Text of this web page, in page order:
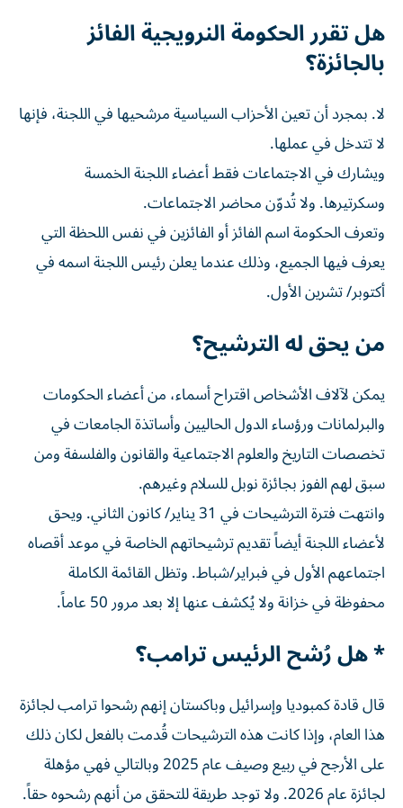
هل تقرر الحكومة النرويجية الفائز
بالجائزة؟
لا. بمجرد أن تعين ​الأحزاب السياسية مرشحيها في اللجنة، فإنها
لا تتدخل في عملها.
ويشارك في الاجتماعات فقط أعضاء اللجنة الخمسة
وسكرتيرها. ولا تُدوّن ‌محاضر الاجتماعات.
وتعرف الحكومة اسم الفائز أو الفائزين في نفس اللحظة التي
يعرف فيها الجميع، وذلك عندما يعلن رئيس اللجنة اسمه في
أكتوبر/ تشرين الأول.
من يحق له الترشيح؟
يمكن لآلاف الأشخاص اقتراح أسماء، من أعضاء الحكومات
والبرلمانات ورؤساء الدول الحاليين وأساتذة الجامعات ⁠في
تخصصات التاريخ والعلوم الاجتماعية والقانون والفلسفة ومن
سبق لهم الفوز بجائزة نوبل للسلام وغيرهم.
وانتهت فترة الترشيحات في 31 يناير/ كانون الثاني. ويحق
لأعضاء اللجنة أيضاً تقديم ترشيحاتهم الخاصة في موعد أقصاه
اجتماعهم الأول في فبراير/شباط. وتظل القائمة الكاملة
محفوظة في خزانة ولا يُكشف عنها ​إلا بعد مرور ‌50 عاماً.
* هل رُشح الرئيس ترامب؟
قال قادة كمبوديا وإسرائيل وباكستان إنهم رشحوا ترامب لجائزة
هذا العام، وإذا كانت ‌هذه الترشيحات قُدمت بالفعل لكان ذلك
على الأرجح في ربيع وصيف عام 2025 وبالتالي فهي مؤهلة
لجائزة عام 2026. ولا توجد طريقة للتحقق من أنهم رشحوه حقاً.